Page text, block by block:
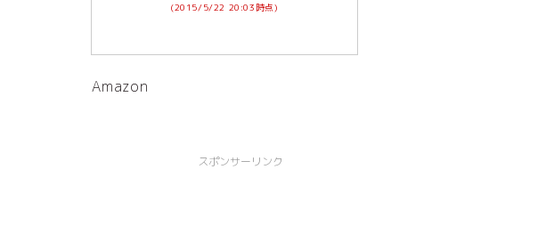
(2015/5/22 20:03時点)
Amazon
スポンサーリンク